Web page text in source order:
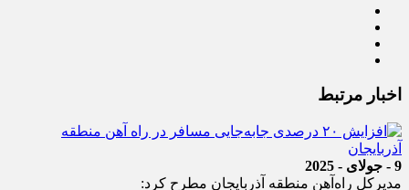
اخبار مرتبط
9 - جولای - 2025
مدیرکل راه‌آهن منطقه آذربایجان مطرح کرد: